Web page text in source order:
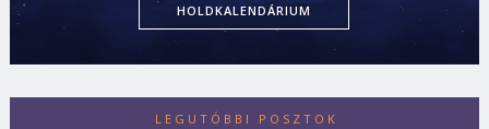
HOLDKALENDÁRIUM
LEGUTÓBBI POSZTOK